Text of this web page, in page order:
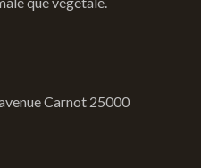
Carnot 25000